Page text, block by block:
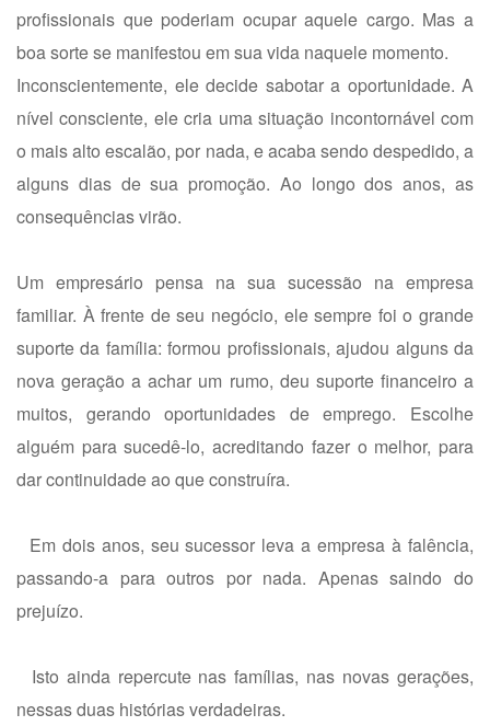
profissionais que poderiam ocupar aquele cargo. Mas a
boa sorte se manifestou em sua vida naquele momento.
Inconscientemente, ele decide sabotar a oportunidade. A
nível consciente, ele cria uma situação incontornável com
o mais alto escalão, por nada, e acaba sendo despedido, a
alguns dias de sua promoção. Ao longo dos anos, as
consequências virão.
Um empresário pensa na sua sucessão na empresa
familiar. À frente de seu negócio, ele sempre foi o grande
suporte da família: formou profissionais, ajudou alguns da
nova geração a achar um rumo, deu suporte financeiro a
muitos, gerando oportunidades de emprego. Escolhe
alguém para sucedê-lo, acreditando fazer o melhor, para
dar continuidade ao que construíra.
Em dois anos, seu sucessor leva a empresa à falência,
passando-a para outros por nada. Apenas saindo do
prejuízo.
Isto ainda repercute nas famílias, nas novas gerações,
nessas duas histórias verdadeiras.